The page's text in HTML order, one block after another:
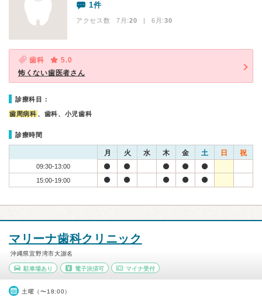
1件
アクセス数 7月:20 | 6月:30
歯科
5.0
怖くない歯医者さん
診療科目：
歯周病科 、歯科、小児歯科
診療時間
月 火 水 木 金 土 日 祝
09:30-13:00
15:00-19:00
マリーナ歯科クリニック
沖縄県宜野湾市大謝名
駐車場あり 電子決済可 マイナ受付
土曜（〜18:00）